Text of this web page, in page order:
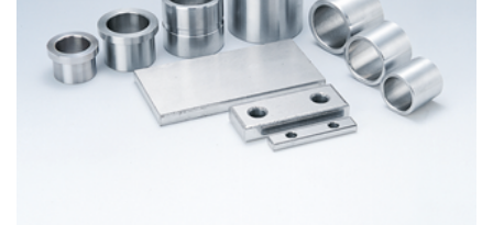
プライバシーポリシー
ソーシャルメディアポリシー
企業行動憲章・規範
曽田文庫
サイトマップ
ご利用にあたって